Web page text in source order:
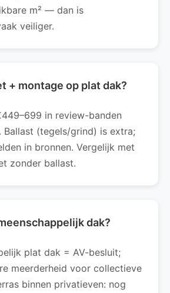
m² — dan is
veiliger.
+ montage op plat dak?
in review-banden
Ballast (tegels/grind) is extra;
in bronnen. Vergelijk met
zonder ballast.
dak?
plat dak = AV-besluit;
meerderheid voor collectieve
binnen privatieven: nog